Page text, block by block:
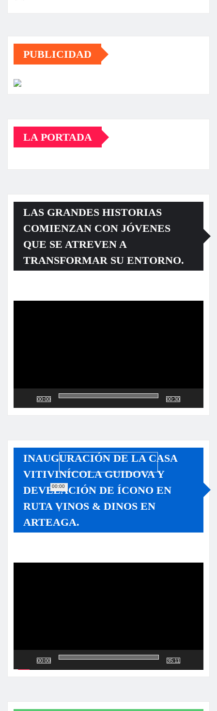
PUBLICIDAD
LA PORTADA
LAS GRANDES HISTORIAS
COMIENZAN CON JÓVENES
QUE SE ATREVEN A
TRANSFORMAR SU ENTORNO.
00:00
00:00
00:30
INAUGURACIÓN DE LA CASA
VITIVINÍCOLA GUIDOVA Y
DEVELACIÓN DE ÍCONO EN
RUTA VINOS & DINOS EN
ARTEAGA.
00:00 35:11